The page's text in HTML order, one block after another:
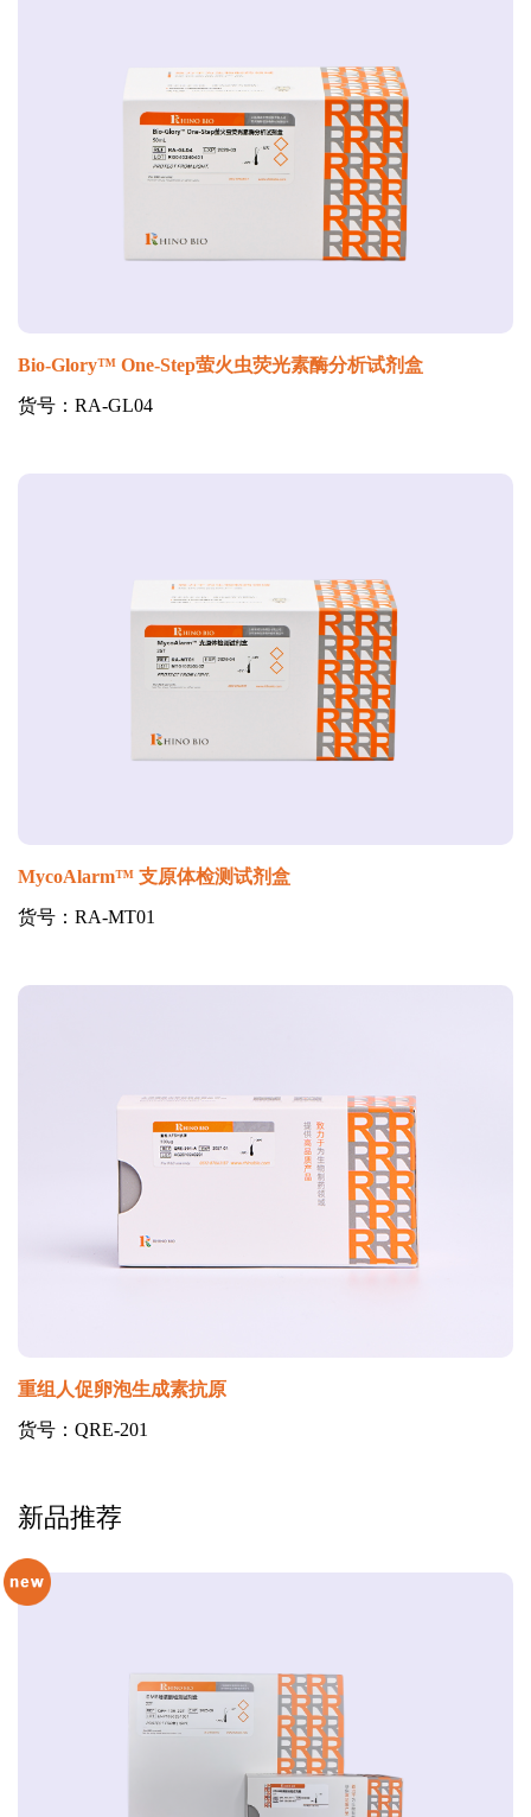
Bio-Glory™ One-Step萤火虫荧光素酶分析试剂盒
货号：RA-GL04
MycoAlarm™ 支原体检测试剂盒
货号：RA-MT01
重组人促卵泡生成素抗原
货号：QRE-201
新品推荐